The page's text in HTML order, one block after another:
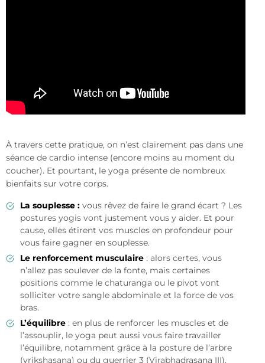
À travers cette pratique, on n’est clairement pas dans une
séance de cardio intense (encore moins au moment du
coucher). Et pourtant, le yoga présente de nombreux
bienfaits sur votre corps.
La souplesse : vous rêvez de faire le grand écart ? Les
postures yogis vont justement vous y aider. Et pour
cause, elles étirent vos muscles en profondeur pour
vous faire gagner en souplesse.
Le renforcement musculaire : alors certes, vous
n’allez pas soulever de la fonte, mais certaines
positions comme le chaturanga ou le pivot vont
solliciter votre sangle abdominale et la force de vos
bras.
L’équilibre : en plus de renforcer les muscles et de
l’assouplir, le yoga peut aussi vous faire travailler
l’équilibre, notamment grâce à la posture de l’arbre
(vrikshasana) ou du guerrier 3 (Virabhadrasana III).